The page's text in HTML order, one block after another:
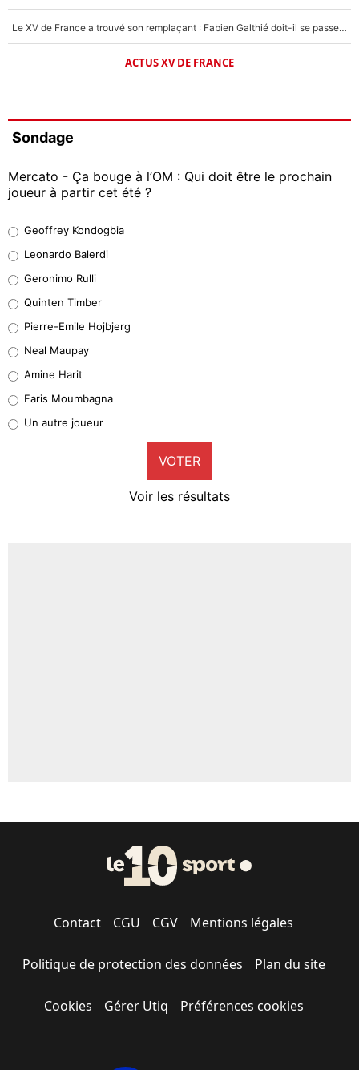
Le XV de France a trouvé son remplaçant : Fabien Galthié doit-il se passer d'Antoine Dupont ?
ACTUS XV DE FRANCE
Sondage
Mercato - Ça bouge à l’OM : Qui doit être le prochain
joueur à partir cet été ?
38%
32%
4%
1%
9%
Geoffrey Kondogbia
Leonardo Balerdi
Geronimo Rulli
Quinten Timber
Pierre-Emile Hojbjerg
Neal Maupay
Amine Harit
Faris Moumbagna
Un autre joueur
VOTER
Voir les résultats
Contact CGU CGV Mentions légales
Politique de protection des données Plan du site
Cookies Gérer Utiq Préférences cookies